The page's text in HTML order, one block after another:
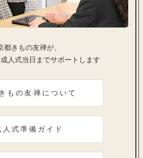
都きもの友禅が、
人式当日までサポートします
もの友禅について
人式準備ガイド